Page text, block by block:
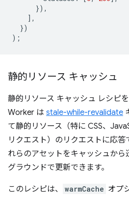
}),
],
})
);
静的リソース キャッシュ
静的リソース キャッシュ レシピ
Worker は stale-while-revalidate
て静的リソース（特に CSS、
リクエスト）のリクエストに応答
れらのアセットをキャッシュから
グラウンドで更新できます。
このレシピは、 warmCache オプ